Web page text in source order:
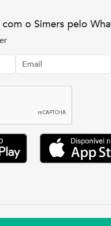
o Simers pelo